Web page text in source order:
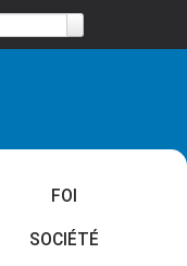
FOI
SOCIÉTÉ